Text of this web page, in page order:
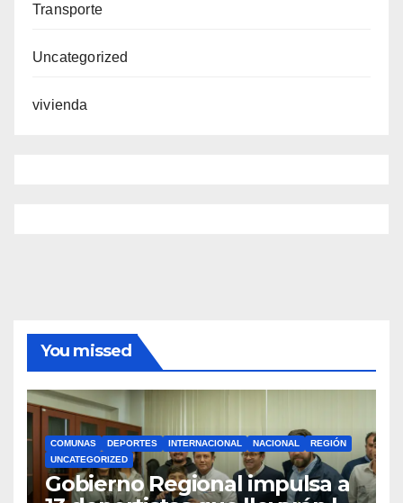
Transporte
Uncategorized
vivienda
You missed
COMUNAS DEPORTES INTERNACIONAL NACIONAL
REGIÓN
UNCATEGORIZED
Gobierno Regional impulsa a